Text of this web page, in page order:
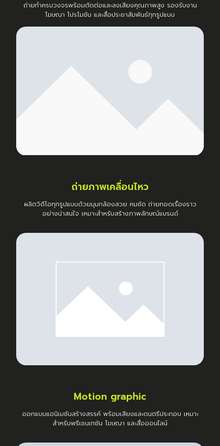
ถ่ายทำครบวงจรพร้อมตัดต่อและลงเสียงคุณภาพสูง รองรับงาน
โฆษณา โปรโมชัน และสื่อประชาสัมพันธ์ทุกรูปแบบ
ถ่ายภาพเคลื่อนไหว
ผลิตวิดีโอทุกรูปแบบด้วยมุมกล้องสวย คมชัด ถ่ายทอดเรื่องราว
อย่างน่าสนใจ เหมาะสำหรับสร้างภาพลักษณ์แบรนด์
Motion graphic
ออกแบบแอนิเมชันสร้างสรรค์ พร้อมเสียงและดนตรีประกอบ เหมาะ
สำหรับพรีเซนเทชัน โฆษณา และสื่อออนไลน์